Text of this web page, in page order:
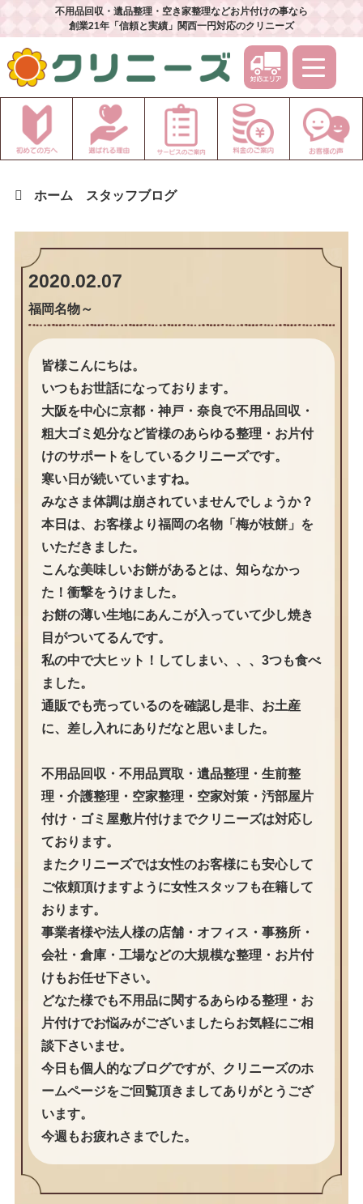
不用品回収・遺品整理・空き家整理などお片付けの事なら
創業21年「信頼と実績」関西一円対応のクリニーズ
ホーム スタッフブログ
2020.02.07
福岡名物～
皆様こんにちは。
いつもお世話になっております。
大阪を中心に京都・神戸・奈良で不用品回収・
粗大ゴミ処分など皆様のあらゆる整理・お片付
けのサポートをしているクリニーズです。
寒い日が続いていますね。
みなさま体調は崩されていませんでしょうか？
本日は、お客様より福岡の名物「梅が枝餅」を
いただきました。
こんな美味しいお餅があるとは、知らなかっ
た！衝撃をうけました。
お餅の薄い生地にあんこが入っていて少し焼き
目がついてるんです。
私の中で大ヒット！してしまい、、、3つも食べ
ました。
通販でも売っているのを確認し是非、お土産
に、差し入れにありだなと思いました。
不用品回収・不用品買取・遺品整理・生前整
理・介護整理・空家整理・空家対策・汚部屋片
付け・ゴミ屋敷片付けまでクリニーズは対応し
ております。
またクリニーズでは女性のお客様にも安心して
ご依頼頂けますように女性スタッフも在籍して
おります。
事業者様や法人様の店舗・オフィス・事務所・
会社・倉庫・工場などの大規模な整理・お片付
けもお任せ下さい。
どなた様でも不用品に関するあらゆる整理・お
片付けでお悩みがございましたらお気軽にご相
談下さいませ。
今日も個人的なブログですが、クリニーズのホ
ームページをご回覧頂きましてありがとうござ
います。
今週もお疲れさまでした。